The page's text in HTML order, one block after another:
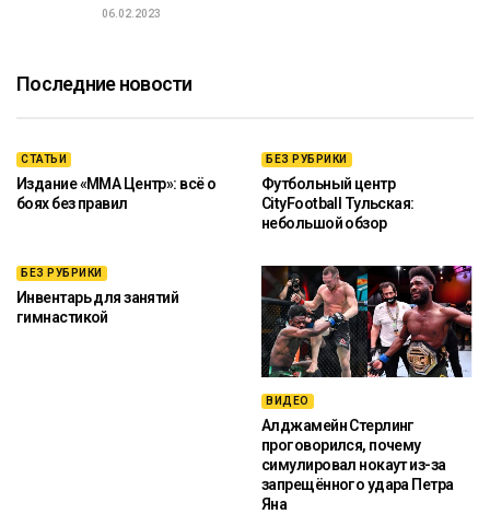
06.02.2023
Последние новости
СТАТЬИ
Издание «ММА Центр»: всё о
боях без правил
БЕЗ РУБРИКИ
Футбольный центр
CityFootball Тульская:
небольшой обзор
БЕЗ РУБРИКИ
Инвентарь для занятий
гимнастикой
ВИДЕО
Алджамейн Стерлинг
проговорился, почему
симулировал нокаут из-за
запрещённого удара Петра
Яна